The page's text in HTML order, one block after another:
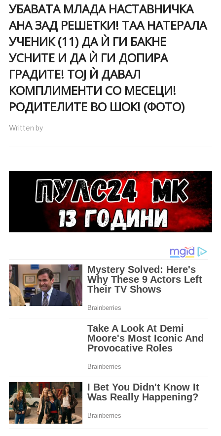
УБАВАТА МЛАДА НАСТАВНИЧКА
АНА ЗАД РЕШЕТКИ! ТАА НАТЕРАЛА
УЧЕНИК (11) ДА Ѝ ГИ БАКНЕ
УСНИТЕ И ДА Ѝ ГИ ДОПИРА
ГРАДИТЕ! ТОЈ Ѝ ДАВАЛ
КОМПЛИМЕНТИ СО МЕСЕЦИ!
РОДИТЕЛИТЕ ВО ШОК! (ФОТО)
Written by